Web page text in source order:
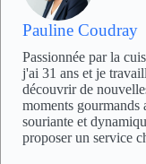
Pauline Coudray
Passionnée par la
j'ai 31 ans et je
découvrir de
moments gourmands
souriante et
proposer un service